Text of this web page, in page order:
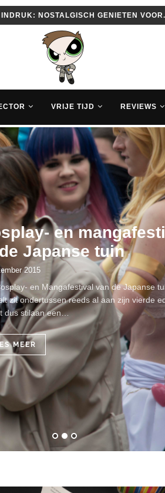
JE HANDSCHRIFT...
VRIJE TIJD REVIEWS